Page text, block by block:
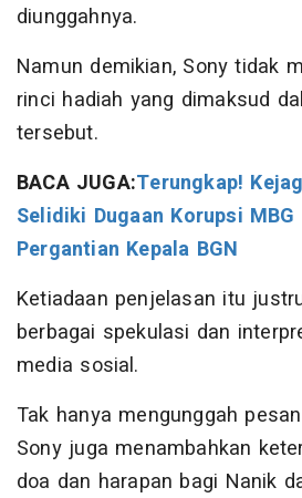
diunggahnya.
Namun demikian, Sony tidak
rinci hadiah yang dimaksud
tersebut.
BACA JUGA:Terungkap!
Selidiki Dugaan Korupsi MBG
Pergantian Kepala BGN
Ketiadaan penjelasan itu
berbagai spekulasi dan
media sosial.
Tak hanya mengunggah
Sony juga menambahkan
doa dan harapan bagi Nanik